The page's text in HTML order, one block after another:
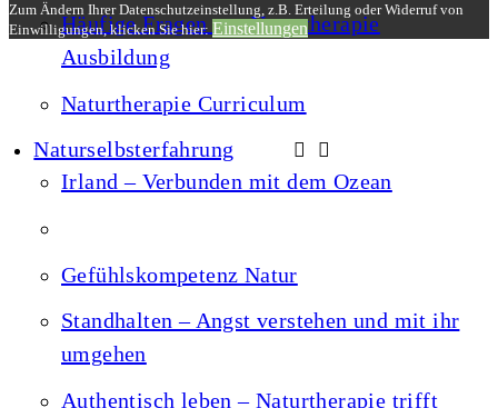
Häufige Fragen zur Naturtherapie
Ausbildung
Naturtherapie Curriculum
Naturselbsterfahrung
Irland – Verbunden mit dem Ozean
Gefühlskompetenz Natur
Standhalten – Angst verstehen und mit ihr
umgehen
Authentisch leben – Naturtherapie trifft
Zum Ändern Ihrer Datenschutzeinstellung, z.B. Erteilung oder Widerruf von
Einwilligungen, klicken Sie hier:Einstellungen